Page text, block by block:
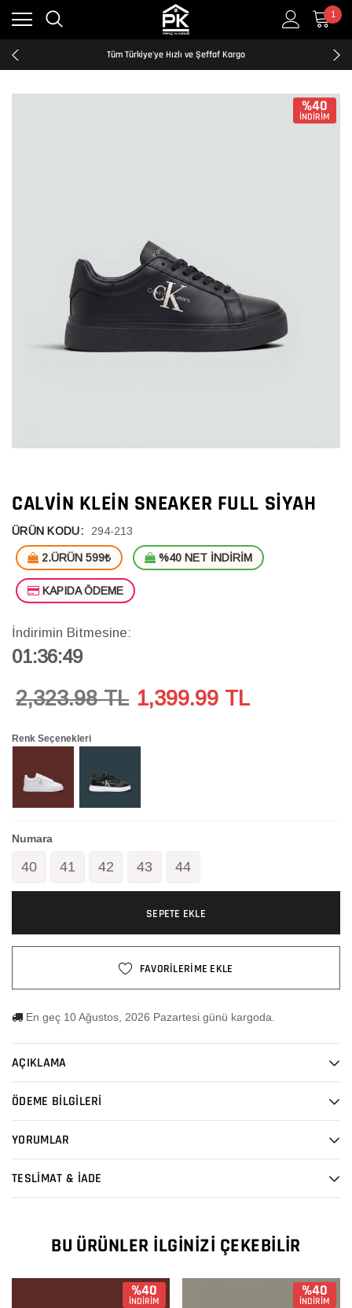
1
Kredi Kartına Taksit İmkanı
2500₺ ve Üzeri Ücretsiz Kargo
Tüm Türkiye'ye Hızlı ve Şeffaf Kargo
Kredi Kartına Taksit İmkanı
%40
İNDİRİM
CALVIN KLEIN SNEAKER FULL SIYAH
ÜRÜN KODU: 294-213
2.ÜRÜN 599₺ %40 NET İNDİRİM
KAPIDA ÖDEME
İndirimin Bitmesine:
01:36:49
2,323.98 TL 1,399.99 TL
Renk Seçenekleri
Numara
40 41 42 43 44
SEPETE EKLE
FAVORİLERİME EKLE
En geç 10 Ağustos, 2026 Pazartesi günü kargoda.
AÇIKLAMA
ÖDEME BİLGİLERİ
YORUMLAR
TESLİMAT & İADE
BU ÜRÜNLER İLGINIZI ÇEKEBILIR
%40
İNDİRİM
%40
İNDİRİM